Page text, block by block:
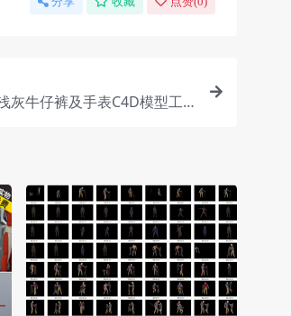
灰牛仔裤及手表C4D模型工